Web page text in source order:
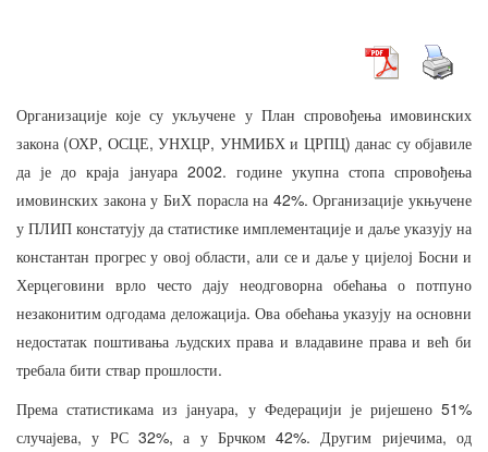
Организације које су укључене у План спровођења имовинских
закона (ОХР, ОСЦЕ,УНХЦР, УНМИБХ и ЦРПЦ) данас су објавиле
да
је до краја јануара2002. године укупна стопа
спровођења
имовинских закона у БиХ порасла на 42%.Организације укњучене
у ПЛИП констатују да статистике имплементације и даље указују на
константан прогрес у овој области, али се и даље у цијелој Босни и
Херцеговини
врло често дају неодговорна обећања о
потпуно
незаконитим одгодама деложација.Ова обећања указују на основни
недостатак поштивања људских права и владавине права и већ би
требала бити ствар прошлости.
Према статистикама из јануара, у Федерацији је ријешено51%
случајева,у РС32%,а у Брчком42%. Другим ријечима,од